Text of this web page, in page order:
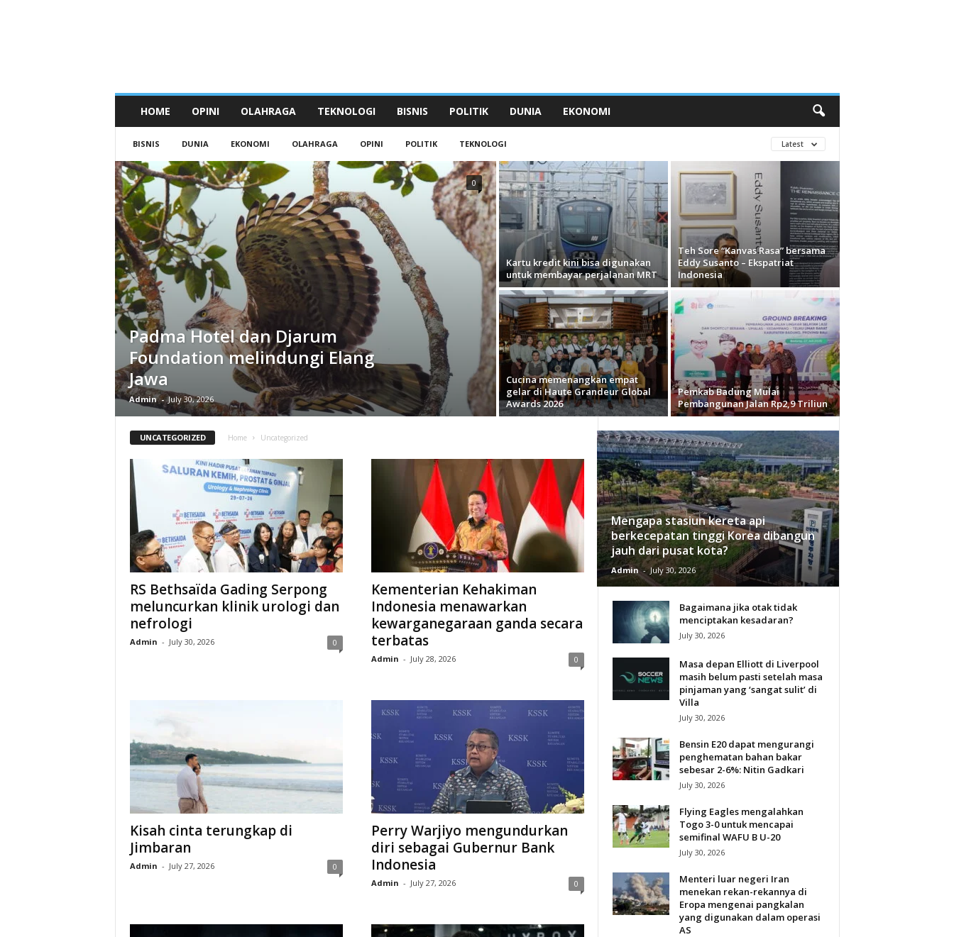
HOME OPINI OLAHRAGA TEKNOLOGI BISNIS POLITIK DUNIA EKONOMI
BISNIS DUNIA EKONOMI OLAHRAGA OPINI POLITIK TEKNOLOGI Latest
Padma Hotel dan Djarum
Foundation melindungi Elang
Jawa
Admin - July 30, 2026
0
Kartu kredit kini bisa digunakan
untuk membayar perjalanan MRT
Teh Sore “Kanvas Rasa” bersama
Eddy Susanto – Ekspatriat
Indonesia
Cucina memenangkan empat
gelar di Haute Grandeur Global
Awards 2026
Pemkab Badung Mulai
Pembangunan Jalan Rp2,9 Triliun
UNCATEGORIZED Home Uncategorized
RS Bethsaïda Gading Serpong
meluncurkan klinik urologi dan
nefrologi
Admin - July 30, 2026 0
Kementerian Kehakiman
Indonesia menawarkan
kewarganegaraan ganda secara
terbatas
Admin - July 28, 2026 0
Kisah cinta terungkap di
Jimbaran
Admin - July 27, 2026 0
Perry Warjiyo mengundurkan
diri sebagai Gubernur Bank
Indonesia
Admin - July 27, 2026 0
Mengapa stasiun kereta api
berkecepatan tinggi Korea dibangun
jauh dari pusat kota?
Admin - July 30, 2026
Bagaimana jika otak tidak
menciptakan kesadaran?
July 30, 2026
Masa depan Elliott di Liverpool
masih belum pasti setelah masa
pinjaman yang ‘sangat sulit’ di
Villa
July 30, 2026
Bensin E20 dapat mengurangi
penghematan bahan bakar
sebesar 2-6%: Nitin Gadkari
July 30, 2026
Flying Eagles mengalahkan
Togo 3-0 untuk mencapai
semifinal WAFU B U-20
July 30, 2026
Menteri luar negeri Iran
menekan rekan-rekannya di
Eropa mengenai pangkalan
yang digunakan dalam operasi
AS